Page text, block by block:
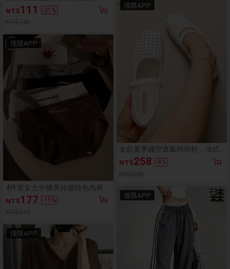
高腰休閒街頭風居家褲，日常下
身褲
NT$111 -21 %
僅限APP
4件套女士中腰美拉德纯色内裤
NT$177 -19%
僅限APP
僅限APP
女款夏季鏤空透氣時尚鞋，法式
方頭單帶鞋，百搭白色通勤鞋，
法式復古鏤空瑪麗珍平底鞋，適
NT$258 -8%
僅限APP